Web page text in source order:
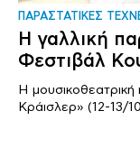
ΠΑΡΑΣΤΑΤΙΚΕΣ
Η γαλλική
Φεστιβάλ
H
Κράισλερ» (12-13/